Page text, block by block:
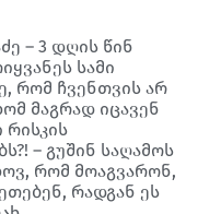
– 3 დღის წინ
სამი
რომ ჩვენთვის არ
მაგრად იცავენ
– გუშინ საღამოს
რომ მოაგვარონ,
რადგან ეს